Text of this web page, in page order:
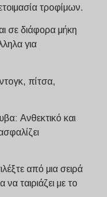
τροφίμων.
σε διάφορα μήκη
για
πίτσα,
Ανθεκτικό και
από μια σειρά
ταιριάζει με το